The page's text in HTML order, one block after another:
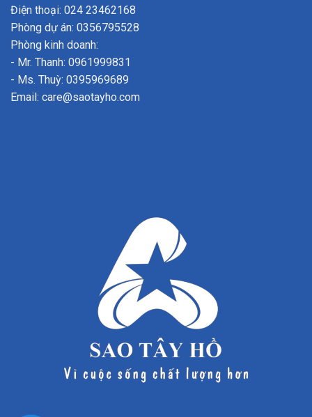
Điện thoại: 024 23462168
Phòng dự án: 0356795528
Phòng kinh doanh:
- Mr. Thanh: 0961999831
- Ms. Thuỳ: 0395969689
Email: care@saotayho.com